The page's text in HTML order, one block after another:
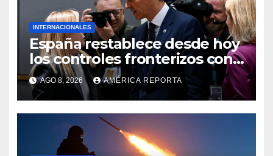
INTERNACIONALES
España restablece desde hoy
los controles fronterizos con
Italia tras el rechazo de Roma
a retirar las restricciones
AGO 8, 2026 AMÉRICA REPORTA